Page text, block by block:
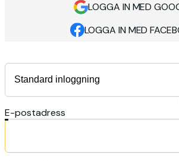
LOGGA IN MED
LOGGA IN MED
E-postadress